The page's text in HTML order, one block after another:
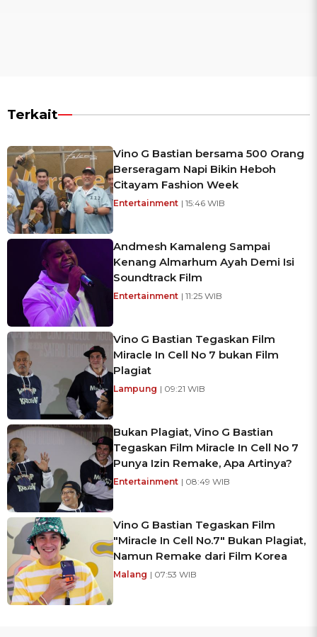
Terkait
Vino G Bastian bersama 500 Orang
Berseragam Napi Bikin Heboh
Citayam Fashion Week
Entertainment | 15:46 WIB
Andmesh Kamaleng Sampai
Kenang Almarhum Ayah Demi Isi
Soundtrack Film
Entertainment | 11:25 WIB
Vino G Bastian Tegaskan Film
Miracle In Cell No 7 bukan Film
Plagiat
Lampung | 09:21 WIB
Bukan Plagiat, Vino G Bastian
Tegaskan Film Miracle In Cell No 7
Punya Izin Remake, Apa Artinya?
Entertainment | 08:49 WIB
Vino G Bastian Tegaskan Film
"Miracle In Cell No.7" Bukan Plagiat,
Namun Remake dari Film Korea
Malang | 07:53 WIB